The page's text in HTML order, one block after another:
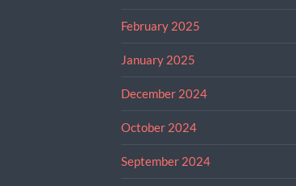
February 2025
January 2025
December 2024
October 2024
September 2024